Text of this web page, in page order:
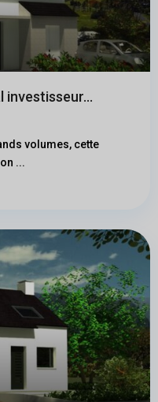
investisseur...
volumes, cette
...